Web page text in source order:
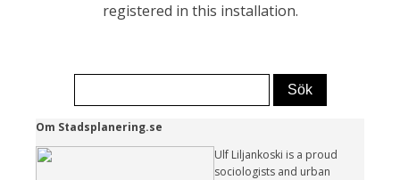
registered in this installation.
Om Stadsplanering.se
Ulf Liljankoski is a proud
sociologists and urban